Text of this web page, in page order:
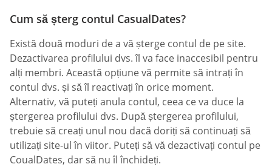
Cum să șterg contul СasualDates?
Există două moduri de a vă șterge contul de pe site.
Dezactivarea profilului dvs. îl va face inaccesibil pentru
alți membri. Această opțiune vă permite să intrați în
contul dvs. și să îl reactivați în orice moment.
Alternativ, vă puteți anula contul, ceea ce va duce la
ștergerea profilului dvs. După ștergerea profilului,
trebuie să creați unul nou dacă doriți să continuați să
utilizați site-ul în viitor. Puteți să vă dezactivați contul pe
СoualDates, dar să nu îl închideți.